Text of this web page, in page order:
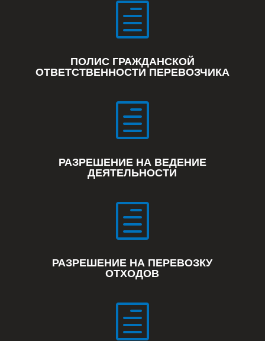
h
ПОЛИС ГРАЖДАНСКОЙ
ОТВЕТСТВЕННОСТИ ПЕРЕВОЗЧИКА
h
РАЗРЕШЕНИЕ НА ВЕДЕНИЕ
ДЕЯТЕЛЬНОСТИ
h
РАЗРЕШЕНИЕ НА ПЕРЕВОЗКУ
ОТХОДОВ
h